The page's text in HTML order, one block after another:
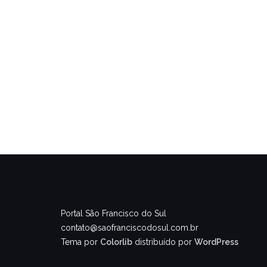
Portal São Francisco do Sul
contato@saofranciscodosul.com.br
Tema por Colorlib distribuído por WordPress